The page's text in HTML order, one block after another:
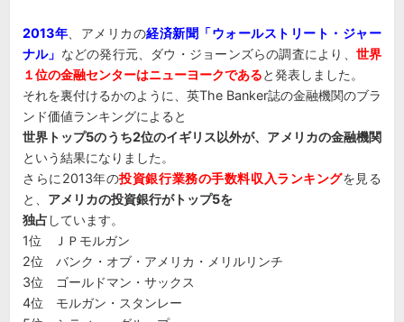
2013年 、アメリカの経済新聞「ウォールストリート・ジャー
ナル」 などの発行元、ダウ・ジョーンズらの調査により、 世界
１位の金融センターはニューヨークであると発表しました。
それを裏付けるかのように、英The Banker誌の金融機関のブラ
ンド価値ランキングによると
世界トップ5のうち2位のイギリス以外が、アメリカの金融機関
という結果になりました。
さらに2013年の投資銀行業務の手数料収入ランキングを見る
と、 アメリカの投資銀行がトップ5を
独占 しています。
1位 ＪＰモルガン
2位 バンク・オブ・アメリカ・メリルリンチ
3位 ゴールドマン・サックス
4位 モルガン・スタンレー